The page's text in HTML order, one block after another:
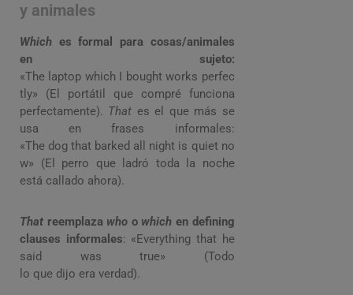
y animales
Which es formal para cosas/animales
en sujeto:
«The laptop which I bought works perfec
tly» (El portátil que compré funciona
perfectamente). That es el que más se
usa en frases informales:
«The dog that barked all night is quiet no
w» (El perro que ladró toda la noche
está callado ahora).
That reemplaza who o whichen defining
clauses informales: «Everything that he
said was true» (Todo
lo que dijo era verdad).